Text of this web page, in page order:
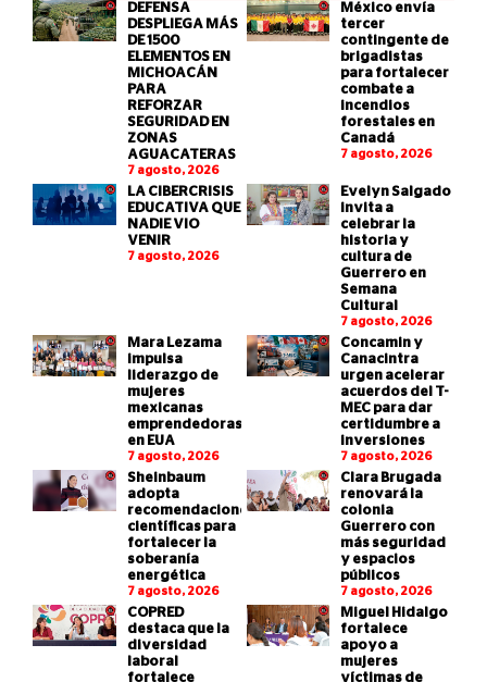
DEFENSA
DESPLIEGA MÁS
DE 1500
ELEMENTOS EN
MICHOACÁN
PARA
REFORZAR
SEGURIDAD EN
ZONAS
AGUACATERAS
7 agosto, 2026
México envía
tercer
contingente de
brigadistas
para fortalecer
combate a
incendios
forestales en
Canadá
7 agosto, 2026
LA CIBERCRISIS
EDUCATIVA QUE
NADIE VIO
VENIR
7 agosto, 2026
Evelyn Salgado
invita a
celebrar la
historia y
cultura de
Guerrero en
Semana
Cultural
7 agosto, 2026
Mara Lezama
impulsa
liderazgo de
mujeres
mexicanas
emprendedoras
en EUA
7 agosto, 2026
Concamin y
Canacintra
urgen acelerar
acuerdos del T-
MEC para dar
certidumbre a
inversiones
7 agosto, 2026
Sheinbaum
adopta
recomendaciones
científicas para
fortalecer la
soberanía
energética
7 agosto, 2026
Clara Brugada
renovará la
colonia
Guerrero con
más seguridad
y espacios
públicos
7 agosto, 2026
COPRED
destaca que la
diversidad
laboral
fortalece
Miguel Hidalgo
fortalece
apoyo a
mujeres
víctimas de